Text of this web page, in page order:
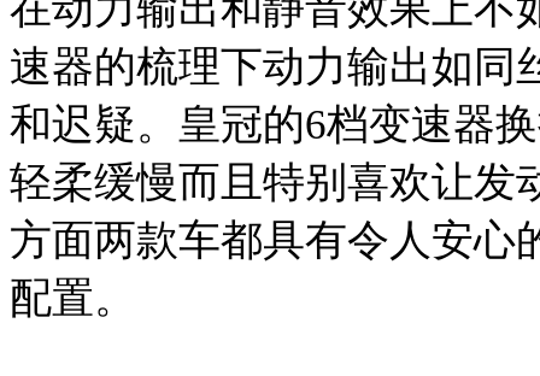
速器的梳理下动力输出如同
和迟疑。皇冠的6档变速器
轻柔缓慢而且特别喜欢让发
方面两款车都具有令人安心
配置。